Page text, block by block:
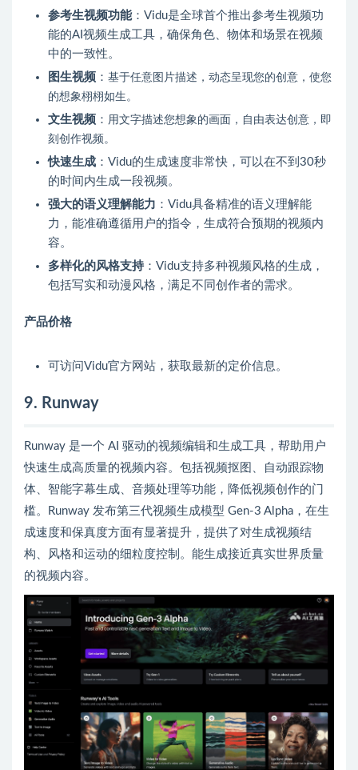
参考生视频功能：Vidu是全球首个推出参考生视频功
能的AI视频生成工具，确保角色、物体和场景在视频
中的一致性。
图生视频 ： 基于任意图片描述，动态呈现您的创意，使您
的想象栩栩如生。
文生视频 ： 用文字描述您想象的画面，自由表达创意，即
刻创作视频。
快速生成 ：Vidu的生成速度非常快，可以在不到30秒
的时间内生成一段视频。
强大的语义理解能力 ：Vidu具备精准的语义理解能
力，能准确遵循用户的指令，生成符合预期的视频内
容。
多样化的风格支持：Vidu支持多种视频风格的生成，
包括写实和动漫风格，满足不同创作者的需求。
产品价格
可访问Vidu官方网站，获取最新的定价信息。
9. Runway
Runway 是一个 AI 驱动的视频编辑和生成工具，帮助用户
快速生成高质量的视频内容。包括视频抠图、自动跟踪物
体、智能字幕生成、音频处理等功能，降低视频创作的门
槛。Runway 发布第三代视频生成模型 Gen-3 Alpha，在生
成速度和保真度方面有显著提升，提供了对生成视频结
构、风格和运动的细粒度控制。能生成接近真实世界质量
的视频内容。